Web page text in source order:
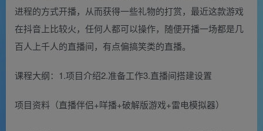
进程的方式开播，从而获得一些礼物的打赏，最近这款游戏
在抖音上比较火，任何人都可以操作，随便开播一场都是几
百人上千人的直播间，有点偏搞笑类的直播。
课程大纲：1.项目介绍2.准备工作3.直播间搭建设置
项目资料（直播伴侣+咩播+破解版游戏+雷电模拟器）